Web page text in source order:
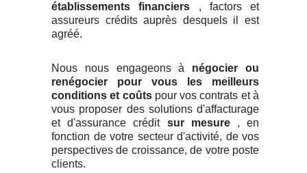
établissements financiers , factors et
assureurs crédits auprès desquels il est
agréé.
Nous nous engageons à négocier ou
renégocier pour vous les meilleurs
conditions et coûts pour vos contrats et à
vous proposer des solutions d'affacturage
et d'assurance crédit sur mesure , en
fonction de votre secteur d'activité, de vos
perspectives de croissance, de votre poste
clients.